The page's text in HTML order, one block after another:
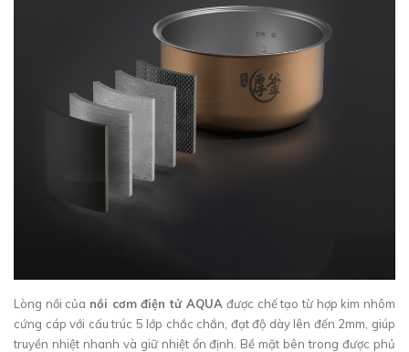
Lòng nồi của nồi cơm điện tử AQUAđược chế tạo từ hợp kim nhôm
cứng cáp với cấu trúc 5 lớp chắc chắn, đạt độ dày lên đến 2mm, giúp
truyền nhiệt nhanh và giữ nhiệt ổn định. Bề mặt bên trong được phủ